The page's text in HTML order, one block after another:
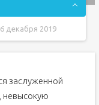
декабря 2019
заслуженной
невысокую